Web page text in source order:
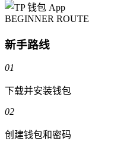
BEGINNER ROUTE
新手路线
01
下载并安装钱包
02
创建钱包和密码